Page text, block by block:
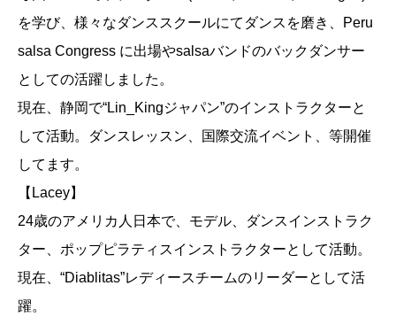
を学び、様々なダンススクールにてダンスを磨き、Peru
salsa Congress に出場やsalsaバンドのバックダンサー
としての活躍しました。
現在、静岡で“Lin_Kingジャパン”のインストラクターと
して活動。ダンスレッスン、国際交流イベント、等開催
してます。
【Lacey】
24歳のアメリカ人日本で、モデル、ダンスインストラク
ター、ポップピラティスインストラクターとして活動。
現在、“Diablitas”レディースチームのリーダーとして活
躍。